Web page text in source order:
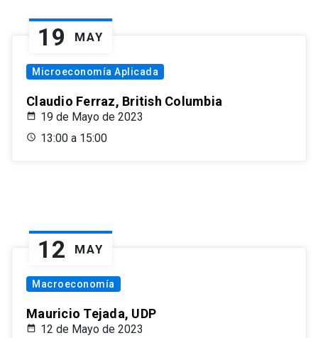
19 MAY
Microeconomía Aplicada
Claudio Ferraz, British Columbia
19 de Mayo de 2023
13:00 a 15:00
12 MAY
Macroeconomía
Mauricio Tejada, UDP
12 de Mayo de 2023